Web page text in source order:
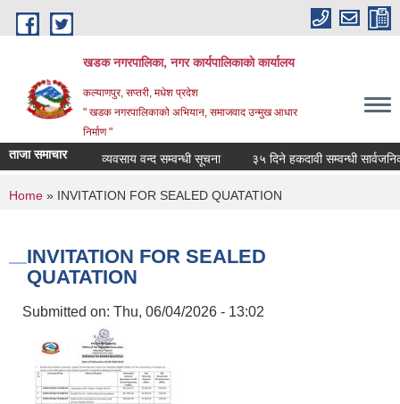
Skip to main content
खडक नगरपालिका, नगर कार्यपालिकाकाे कार्यालय
कल्याणपुर, सप्तरी, मधेश प्रदेश
" खडक नगरपालिकाको अभियान, समाजवाद उन्मुख आधार
निर्माण "
ताजा समाचार व्यवसाय वन्द सम्वन्धी सूचना ३५ दिने हकदावी सम्वन्धी सार्वजनिक
You are here
Home » INVITATION FOR SEALED QUATATION
INVITATION FOR SEALED
QUATATION
Submitted on: Thu, 06/04/2026 - 13:02